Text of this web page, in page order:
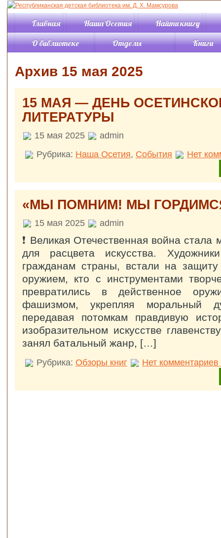
Главная Наша Осетия
Найти книгу
О библиотеке
События
библиотекой
Структура
Режим работы
Контакты
Документы
Отделы
Отдел «Отрочество»
Отдел «Краеведение»
Читальный зал
«Познавательная
«Искусство»
компьютерный отдел
обработки
библиографический
Книги
Обзоры
выставки
Статьи
Жизнь
Архив 15 мая 2025
15 МАЯ — ДЕНЬ
ЛИТЕРАТУРЫ
15 мая 2025
admin
Рубрика: Наша Осетия, События Нет
«МЫ ПОМНИМ! МЫ
15 мая 2025 admin
❗️ Великая Отечественная война
для расцвета искусства.
гражданам страны, встали на
оружием, кто с инструментами
превратились в действенное
фашизмом, укрепляя моральный
передавая потомкам правдивую
изобразительном искусстве
занял батальный жанр, […]
Рубрика: Обзоры книг Нет комментариев